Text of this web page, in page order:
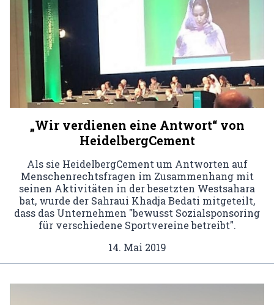
„Wir verdienen eine Antwort“ von
HeidelbergCement
Als sie HeidelbergCement um Antworten auf
Menschenrechtsfragen im Zusammenhang mit
seinen Aktivitäten in der besetzten Westsahara
bat, wurde der Sahraui Khadja Bedati mitgeteilt,
dass das Unternehmen "bewusst Sozialsponsoring
für verschiedene Sportvereine betreibt".
14. Mai 2019